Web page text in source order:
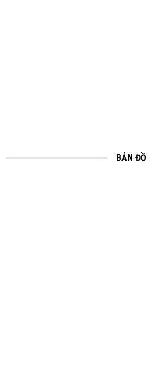
BẢN ĐỒ